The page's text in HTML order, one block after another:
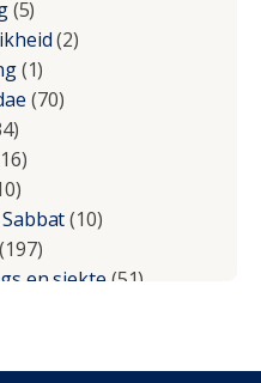
(5)
(2)
(1)
(70)
(10)
(197)
en siekte(51)
(10)